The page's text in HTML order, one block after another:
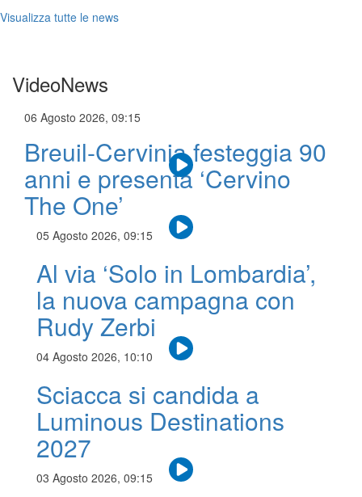
Visualizza tutte le news
VideoNews
06 Agosto 2026, 09:15
Breuil-Cervinia festeggia 90
anni e presenta ‘Cervino
The One’
05 Agosto 2026, 09:15
Al via ‘Solo in Lombardia’,
la nuova campagna con
Rudy Zerbi
04 Agosto 2026, 10:10
Sciacca si candida a
Luminous Destinations
2027
03 Agosto 2026, 09:15